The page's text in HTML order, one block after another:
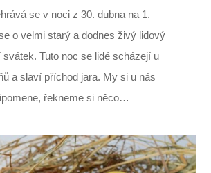
se v noci z 30. dubna na 1.
o velmi starý a dodnes živý lidový
Tuto noc se lidé scházejí u
a slaví příchod jara. My si u nás
řekneme si něco…